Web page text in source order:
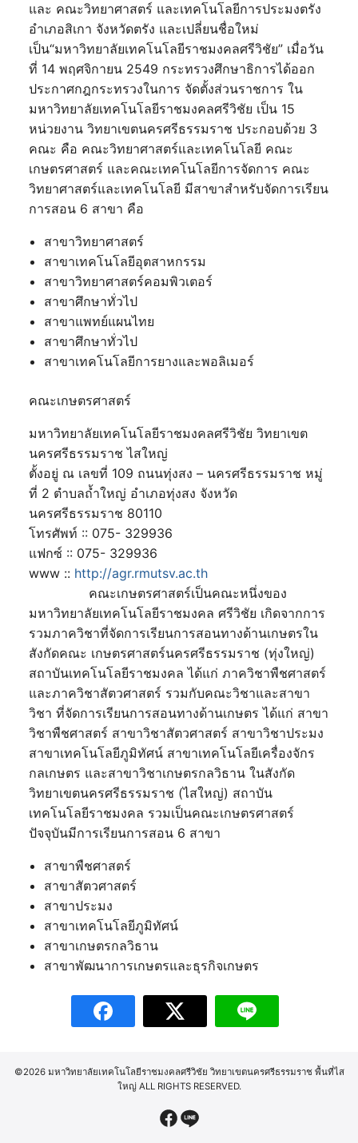
และ คณะวิทยาศาสตร์ และเทคโนโลยีการประมงตรัง
อำเภอสิเกา จังหวัดตรัง และเปลี่ยนชื่อใหม่
เป็น“มหาวิทยาลัยเทคโนโลยีราชมงคลศรีวิชัย” เมื่อวัน
ที่ 14 พฤศจิกายน 2549 กระทรวงศึกษาธิการได้ออก
ประกาศกฎกระทรวงในการ จัดตั้งส่วนราชการ ใน
มหาวิทยาลัยเทคโนโลยีราชมงคลศรีวิชัย เป็น 15
หน่วยงาน วิทยาเขตนครศรีธรรมราช ประกอบด้วย 3
คณะ คือ คณะวิทยาศาสตร์และเทคโนโลยี คณะ
เกษตรศาสตร์ และคณะเทคโนโลยีการจัดการ คณะ
วิทยาศาสตร์และเทคโนโลยี มีสาขาสำหรับจัดการเรียน
การสอน 6 สาขา คือ
สาขาวิทยาศาสตร์
สาขาเทคโนโลยีอุตสาหกรรม
สาขาวิทยาศาสตร์คอมพิวเตอร์
สาขาศึกษาทั่วไป
สาขาแพทย์แผนไทย
สาขาศึกษาทั่วไป
สาขาเทคโนโลยีการยางและพอลิเมอร์
คณะเกษตรศาสตร์
มหาวิทยาลัยเทคโนโลยีราชมงคลศรีวิชัย วิทยาเขต
นครศรีธรรมราช ไสใหญ่
ตั้งอยู่ ณ เลขที่ 109 ถนนทุ่งสง – นครศรีธรรมราช หมู่
ที่ 2 ตำบลถ้ำใหญ่ อำเภอทุ่งสง จังหวัด
นครศรีธรรมราช 80110
โทรศัพท์ :: 075- 329936
แฟกซ์ :: 075- 329936
www :: http://agr.rmutsv.ac.th
คณะเกษตรศาสตร์เป็นคณะหนึ่งของ
มหาวิทยาลัยเทคโนโลยีราชมงคล ศรีวิชัย เกิดจากการ
รวมภาควิชาที่จัดการเรียนการสอนทางด้านเกษตรใน
สังกัดคณะ เกษตรศาสตร์นครศรีธรรมราช (ทุ่งใหญ่)
สถาบันเทคโนโลยีราชมงคล ได้แก่ ภาควิชาพืชศาสตร์
และภาควิชาสัตวศาสตร์ รวมกับคณะวิชาและสาขา
วิชา ที่จัดการเรียนการสอนทางด้านเกษตร ได้แก่ สาขา
วิชาพืชศาสตร์ สาขาวิชาสัตวศาสตร์ สาขาวิชาประมง
สาขาเทคโนโลยีภูมิทัศน์ สาขาเทคโนโลยีเครื่องจักร
กลเกษตร และสาขาวิชาเกษตรกลวิธาน ในสังกัด
วิทยาเขตนครศรีธรรมราช (ไสใหญ่) สถาบัน
เทคโนโลยีราชมงคล รวมเป็นคณะเกษตรศาสตร์
ปัจจุบันมีการเรียนการสอน 6 สาขา
สาขาพืชศาสตร์
สาขาสัตวศาสตร์
สาขาประมง
สาขาเทคโนโลยีภูมิทัศน์
สาขาเกษตรกลวิธาน
สาขาพัฒนาการเกษตรและธุรกิจเกษตร
©2026 มหาวิทยาลัยเทคโนโลยีราชมงคลศรีวิชัย วิทยาเขตนครศรีธรรมราช พื้นที่ไส
ใหญ่ ALL RIGHTS RESERVED.